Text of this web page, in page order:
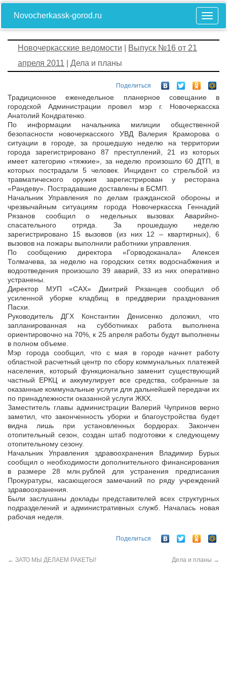
Novocherkassk-gorod.ru
Новочеркасские ведомости
Выпуск №16 от 21
апреля 2011 | Дела и планы
Поделиться
Традиционное еженедельное планерное совещание в
городской Администрации провел мэр г. Новочеркасска
Анатолий Кондратенко.
По информации начальника милиции общественной
безопасности новочеркасского УВД Валерия Краморова о
ситуации в городе, за прошедшую неделю на территории
города зарегистрировано 87 преступлений, 21 из которых
имеет категорию «тяжкие», за неделю произошло 60 ДТП, в
которых пострадали 5 человек. Инцидент со стрельбой из
травматического оружия зарегистрирован у ресторана
«Рандеву». Пострадавшие доставлены в БСМП.
Начальник Управления по делам гражданской обороны и
чрезвычайным ситуациям города Новочеркасска Геннадий
Рязанов сообщил о недельных вызовах Аварийно-
спасательного отряда. За прошедшую неделю
зарегистрировано 15 вызовов (из них 12 – квартирных), 6
вызовов на пожары выполнили работники управления.
По сообщению директора «Горводоканала» Алексея
Толмачева, за неделю на городских сетях водоснабжения и
водоотведения произошло 39 аварий, 33 из них оперативно
устранены.
Директор МУП «САХ» Дмитрий Рязанцев сообщил об
усиленной уборке кладбищ в преддверии празднования
Пасхи.
Руководитель ДГХ Константин Денисенко доложил, что
запланированная на субботниках работа выполнена
ориентировочно на 70%, к 25 апреля работы будут выполнены
в полном объеме.
Мэр города сообщил, что с мая в городе начнет работу
областной расчетный центр по сбору коммунальных платежей
населения, который функционально заменит существующий
частный ЕРКЦ и аккумулирует все средства, собранные за
оказанные коммунальные услуги для дальнейшей передачи их
по принадлежности оказанной услуги ЖКХ.
Заместитель главы администрации Валерий Чупринов верно
заметил, что законченность уборки и благоустройства будет
видна лишь при установленных бордюрах. Закончен
отопительный сезон, создан штаб подготовки к следующему
отопительному сезону.
Начальник Управления здравоохранения Владимир Бурых
сообщил о необходимости дополнительного финансирования
в размере 28 млн.рублей для устранения предписания
Прокуратуры, касающегося замечаний по ряду учреждений
здравоохранения.
Были заслушаны доклады представителей всех структурных
подразделений и административных служб. Началась новая
рабочая неделя.
Поделиться
← ЗАТО МЫ ДЕЛАЕМ РАКЕТЫ! Дела и планы →